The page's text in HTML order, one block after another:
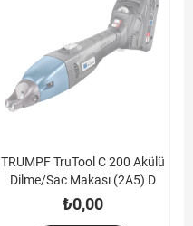
TRUMPF TruTool C 200 Akülü
Dilme/Sac Makası (2A5) D
₺0,00